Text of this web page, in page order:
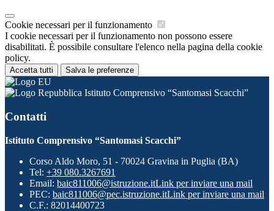
Cookie necessari per il funzionamento
I cookie necessari per il funzionamento non possono essere
disabilitati. È possibile consultare l'elenco nella pagina della cookie
policy.
Accetta tutti Salva le preferenze
Istituto Comprensivo “Santomasi Scacchi”
Contatti
Istituto Comprensivo “Santomasi Scacchi”
Corso Aldo Moro, 51 - 70024 Gravina in Puglia (BA)
Tel: +39 080.3267691
Email: baic811006@istruzione.itLink per inviare una mail
PEC: baic811006@pec.istruzione.itLink per inviare una mail
C.F.: 82014400723